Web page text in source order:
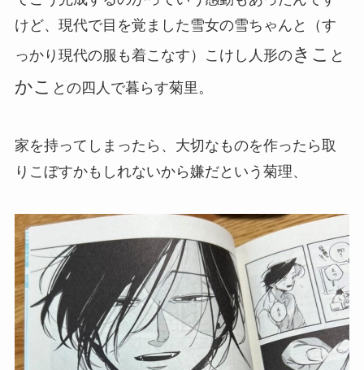
けど、現代で目を覚ました雪女の雪ちゃんと（す
っかり現代の服も着こなす）こけし人形のきこ と
かこ との四人で暮らす菊里。
家を持ってしまったら、大切なものを作ったら取
りこぼすかもしれないから嫌だという菊理、